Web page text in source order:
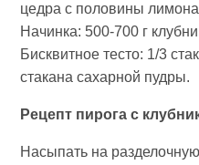
цедра с половины
Начинка: 500-700 г
Бисквитное тесто: 1/3
стакана сахарной пудры.
Рецепт пирога с
Насыпать на